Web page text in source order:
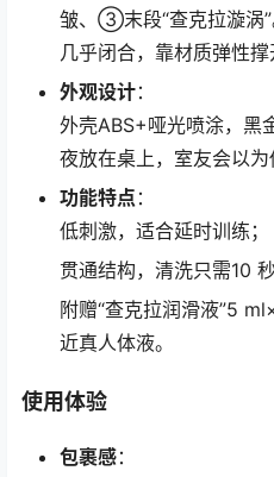
皱、③末段“查克拉漩涡
几乎闭合，靠材质弹性撑
外观设计：
外壳ABS+哑光喷涂，黑
夜放在桌上，室友会以为
功能特点 ：
低刺激，适合延时训练；
贯通结构，清洗只需10 秒
附赠“查克拉润滑液”5
近真人体液。
使用体验
包裹感：